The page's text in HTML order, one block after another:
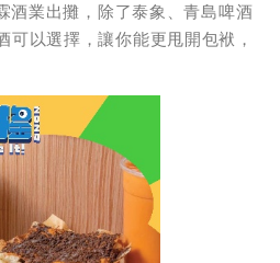
酒業出攤，除了泰象、青島啤酒
以選擇，讓你能更甩開包袱，